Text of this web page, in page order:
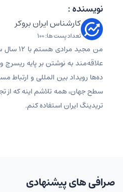
نویسنده :
کارشناس ایران بروکر
تعداد پست ها: 100
من مجید
علاقه‌مند به نوشتن بر پایه ریسرچ
ده‌ها رویداد بین المللی و ارتباط
سطح جهان، همه تلاشم اینه که از
تریدینگ ایران استفاده کنم.
صرافی های پیشنهادی